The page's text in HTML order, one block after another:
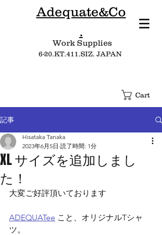
Work Supplies​
Adequate&Co
.
6-20.KT.411.SIZ. JAPAN
Cart
記事
XL サイズを追加しまし
た！
Hisataka Tanaka
2023年6月5日 読了時間: 1分
大変ご好評頂いております
ADEQUATee こと、オリジナルTシャ
ツ。